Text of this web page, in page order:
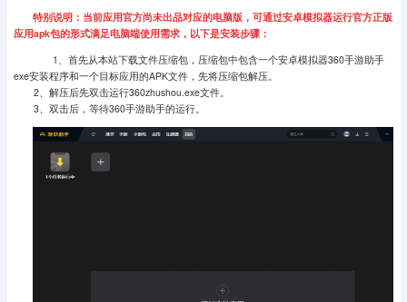
特别说明：当前应用官方尚未出品对应的电脑版，可通过安卓模拟器运行官方正版
应用apk包的形式满足电脑端使用需求，以下是安装步骤：
1、首先从本站下载文件压缩包，压缩包中包含一个安卓模拟器360手游助手
exe安装程序和一个目标应用的APK文件，先将压缩包解压。
2、解压后先双击运行360zhushou.exe文件。
3、双击后，等待360手游助手的运行。